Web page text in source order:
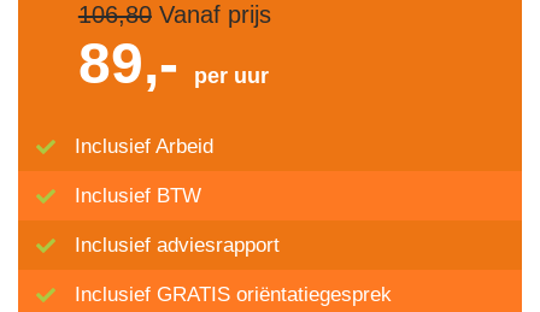
106,80Vanaf prijs
89,- per uur
Inclusief Arbeid
Inclusief BTW
Inclusief adviesrapport
Inclusief GRATIS oriëntatiegesprek